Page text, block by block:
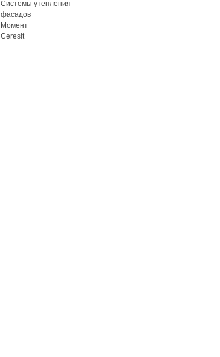
Системы утепления
фасадов
Момент
Ceresit